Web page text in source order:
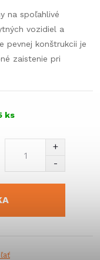
na spoľahlivé
vozidiel a
pevnej konštrukcii je
zaistenie pri
ks